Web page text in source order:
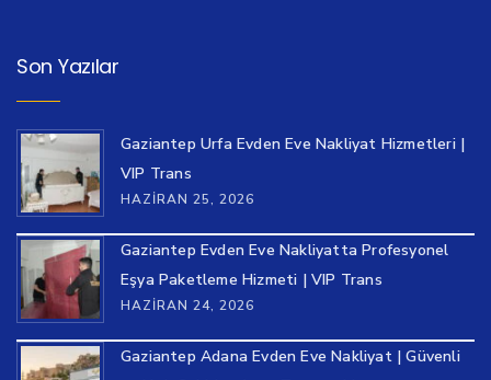
Son Yazılar
Gaziantep Urfa Evden Eve Nakliyat Hizmetleri |
VIP Trans
HAZIRAN 25, 2026
Gaziantep Evden Eve Nakliyatta Profesyonel
Eşya Paketleme Hizmeti | VIP Trans
HAZIRAN 24, 2026
Gaziantep Adana Evden Eve Nakliyat | Güvenli